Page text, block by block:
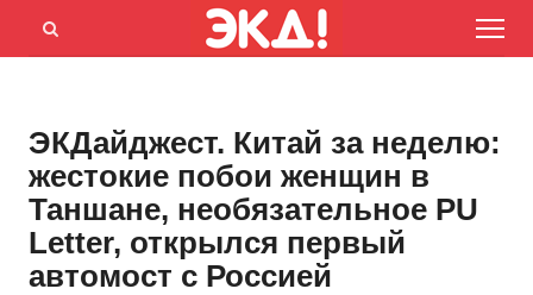
Menu
Открыть
ЭКДайджест. Китай за неделю:
жестокие побои женщин в
Таншане, необязательное PU
Letter, открылся первый
автомост с Россией